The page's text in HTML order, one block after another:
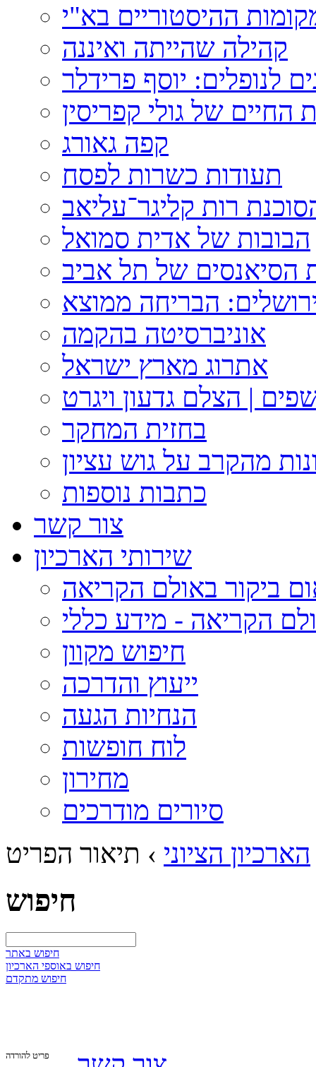
ההיסטוריים בא"י
קהילה שהייתה ואיננה
לנופלים: יוסף פרידלר
החיים של גולי קפריסין
קפה גאורג
תעודות כשרות לפסח
רות קליגר־עליאב
הבובות של אדית סמואל
של תל אביב
הבריחה ממוצא
אוניברסיטה בהקמה
אתרוג מארץ ישראל
| הצלם גדעון ויגרט
בחזית המחקר
מהקרב על גוש עציון
כתבות נוספות
צור קשר
שירותי הארכיון
ביקור באולם הקריאה
הקריאה - מידע כללי
חיפוש מקוון
ייעוץ והדרכה
הנחיות הגעה
לוח חופשות
מחירון
סיורים מודרכים
הארכיון הציוני › תיאור הפריט
חיפוש
חיפוש באתר
חיפוש באוספי הארכיון
חיפוש מתקדם
פריט להורדה